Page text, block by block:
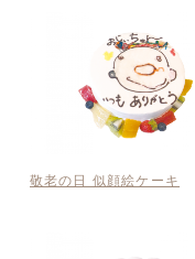
敬老の日 似顔絵ケーキ